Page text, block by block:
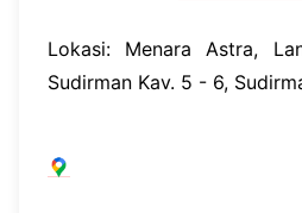
Lokasi: Menara Astra,
Sudirman Kav. 5 - 6,